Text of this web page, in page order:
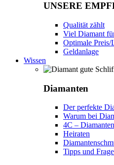
UNSERE
Qualität zählt
Viel Diamant
Optimale Preis/
Geldanlage
Wissen
Diamanten
Der perfekte
Warum bei
4C –
Heiraten
Tipps und